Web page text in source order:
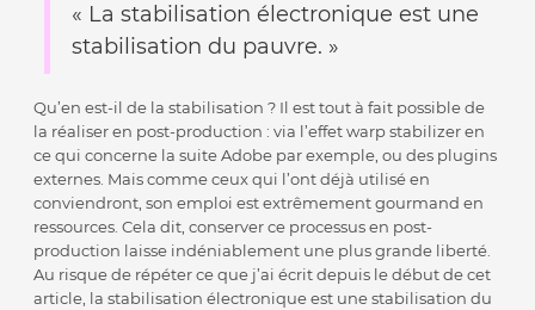
« La stabilisation électronique est une
stabilisation du pauvre. »
Qu’en est-il de la stabilisation ? Il est tout à fait possible de
la réaliser en post-production : via l’effet warp stabilizer en
ce qui concerne la suite Adobe par exemple, ou des plugins
externes. Mais comme ceux qui l’ont déjà utilisé en
conviendront, son emploi est extrêmement gourmand en
ressources. Cela dit, conserver ce processus en post-
production laisse indéniablement une plus grande liberté.
Au risque de répéter ce que j’ai écrit depuis le début de cet
article, la stabilisation électronique est une stabilisation du